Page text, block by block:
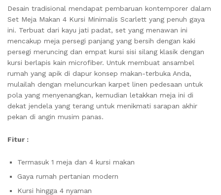
Desain tradisional mendapat pembaruan kontemporer dalam
Set Meja Makan 4 Kursi Minimalis Scarlett yang penuh gaya
ini. Terbuat dari kayu jati padat, set yang menawan ini
mencakup meja persegi panjang yang bersih dengan kaki
persegi meruncing dan empat kursi sisi silang klasik dengan
kursi berlapis kain microfiber. Untuk membuat ansambel
rumah yang apik di dapur konsep makan-terbuka Anda,
mulailah dengan meluncurkan karpet linen pedesaan untuk
pola yang menyenangkan, kemudian letakkan meja ini di
dekat jendela yang terang untuk menikmati sarapan akhir
pekan di angin musim panas.
Fitur :
Termasuk 1 meja dan 4 kursi makan
Gaya rumah pertanian modern
Kursi hingga 4 nyaman